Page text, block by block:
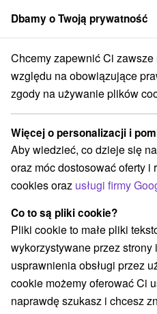
członek grupySorger
Stredné Slovensko
Sporty Banská
Kategorie
Wszystkie kategorie
Muzea i galerie(2) Atrakcje
Aquaparki, baseny (1)
Ośrodki i miasteczka
Areny laserowe i paintball(1)
Sporty(2) Teatry(2)
Dbamy o Twoją prywatność
Chcemy zapewnić Ci
względu na obowiązujące
zgody na używanie plików
Więcej o personalizacji i
Aby wiedzieć, co dzieje się
oraz móc dostosować oferty i
cookies oraz usługi firmy
Co to są pliki cookie?
Pliki cookie to małe pliki
wykorzystywane przez strony
usprawnienia obsługi przez
cookie możemy oferować Ci
naprawdę szukasz i chcesz